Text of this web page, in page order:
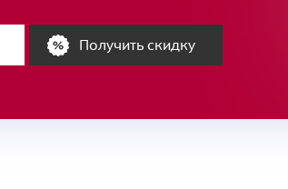
Получить скидку